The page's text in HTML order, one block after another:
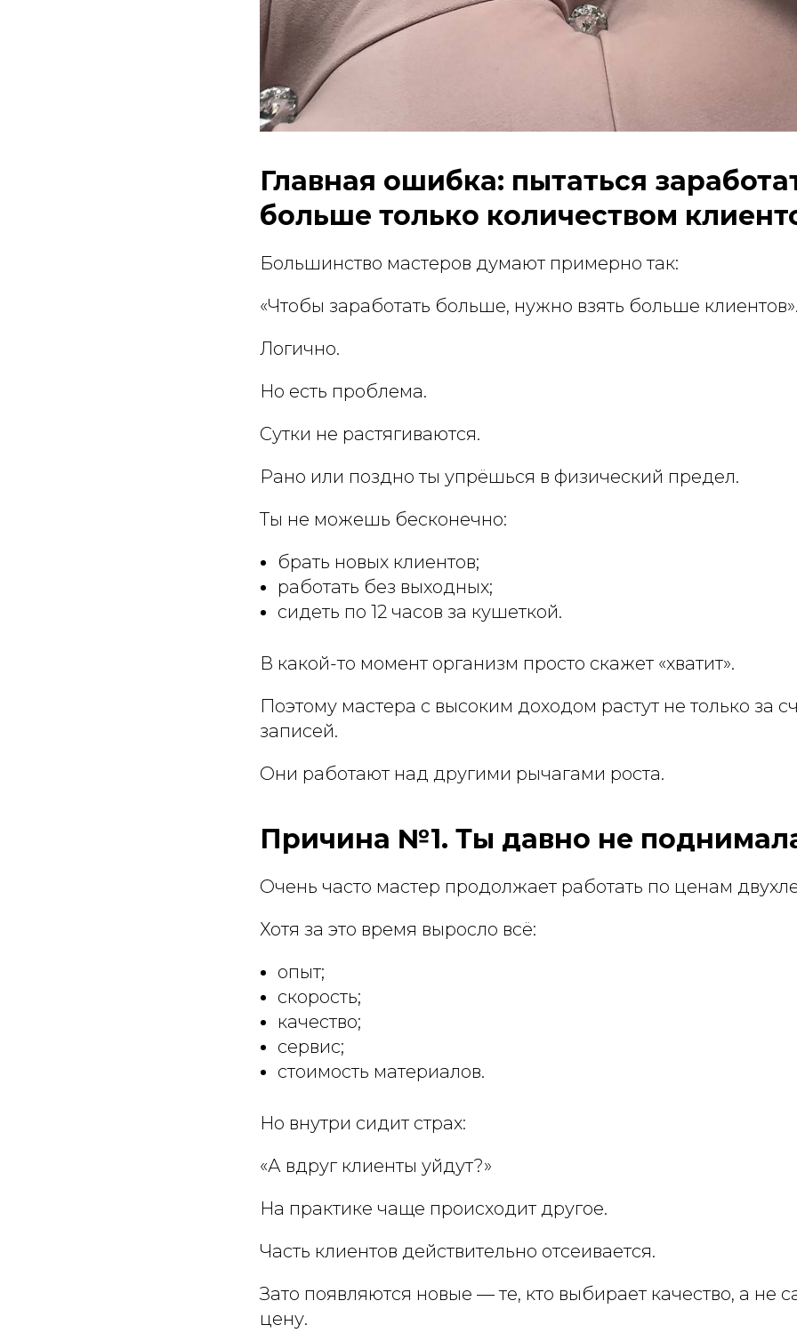
Главная ошибка: пытаться
больше только количеством
Большинство мастеров думают примерно так:
«Чтобы заработать больше, нужно взять больше клиентов».
Логично.
Но есть проблема.
Сутки не растягиваются.
Рано или поздно ты упрёшься в физический предел.
Ты не можешь бесконечно:
брать новых клиентов;
работать без выходных;
сидеть по 12 часов за кушеткой.
В какой-то момент организм просто скажет «хватит».
Поэтому мастера с высоким доходом растут не только за
записей.
Они работают над другими рычагами роста.
Причина №1. Ты давно не
Очень часто мастер продолжает работать по ценам
Хотя за это время выросло всё:
опыт;
скорость;
качество;
сервис;
стоимость материалов.
Но внутри сидит страх:
«А вдруг клиенты уйдут?»
На практике чаще происходит другое.
Часть клиентов действительно отсеивается.
Зато появляются новые — те, кто выбирает качество, а не
цену.